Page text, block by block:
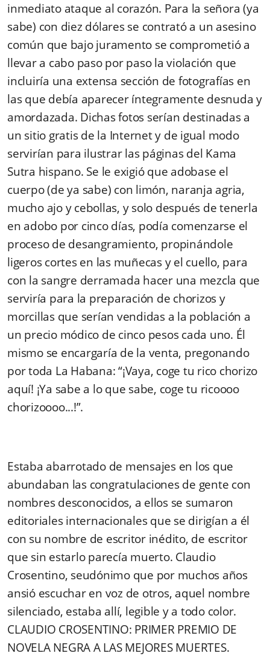
inmediato ataque al corazón. Para la señora (ya
sabe) con diez dólares se contrató a un asesino
común que bajo juramento se comprometió a
llevar a cabo paso por paso la violación que
incluiría una extensa sección de fotografías en
las que debía aparecer íntegramente desnuda y
amordazada. Dichas fotos serían destinadas a
un sitio gratis de la Internet y de igual modo
servirían para ilustrar las páginas del Kama
Sutra hispano. Se le exigió que adobase el
cuerpo (de ya sabe) con limón, naranja agria,
mucho ajo y cebollas, y solo después de tenerla
en adobo por cinco días, podía comenzarse el
proceso de desangramiento, propinándole
ligeros cortes en las muñecas y el cuello, para
con la sangre derramada hacer una mezcla que
serviría para la preparación de chorizos y
morcillas que serían vendidas a la población a
un precio módico de cinco pesos cada uno. Él
mismo se encargaría de la venta, pregonando
por toda La Habana: “¡Vaya, coge tu rico chorizo
aquí! ¡Ya sabe a lo que sabe, coge tu ricoooo
chorizoooo...!”.
Estaba abarrotado de mensajes en los que
abundaban las congratulaciones de gente con
nombres desconocidos, a ellos se sumaron
editoriales internacionales que se dirigían a él
con su nombre de escritor inédito, de escritor
que sin estarlo parecía muerto. Claudio
Crosentino, seudónimo que por muchos años
ansió escuchar en voz de otros, aquel nombre
silenciado, estaba allí, legible y a todo color.
CLAUDIO CROSENTINO: PRIMER PREMIO DE
NOVELA NEGRA A LAS MEJORES MUERTES.